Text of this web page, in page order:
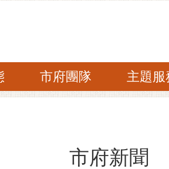
市府團隊 主題服
市府新聞